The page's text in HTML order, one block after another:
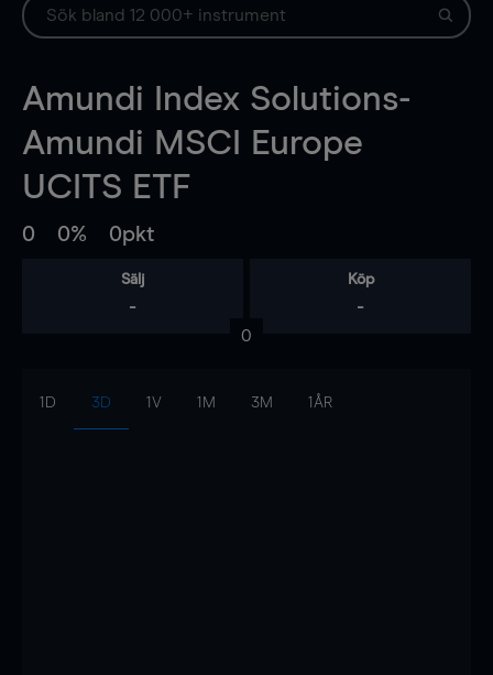
Amundi Index Solutions-
Amundi MSCI Europe
UCITS ETF
0 0% 0pkt
Sälj
-
Köp
-
0
1D 3D 1V 1M 3M 1ÅR